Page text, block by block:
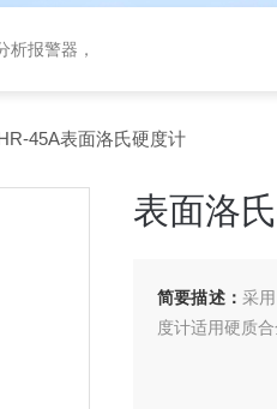
析报警器，
45A表面洛氏硬度计
表面洛
简要描述： 采
度计适用硬质